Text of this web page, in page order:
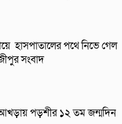
হাসপাতালের পথে নিভে গেল
সংবাদ
পড়শীর ১২ তম জন্মদিন